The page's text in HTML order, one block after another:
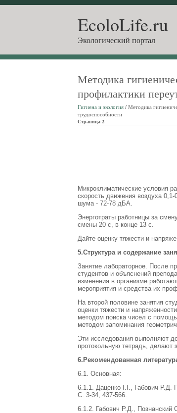
EcoloLife.ru
Экологический портал
Методика
профилактики
Гигиена и экология / Методика
трудоспособности
Страница 2
Микроклиматические условия
скорость движения воздуха
шума - 72-78 дБА.
Энерготраты работницы за
смены 20 с, в конце 13 с.
Дайте оценку тяжести и
5.Структура и содержание
Занятие лабораторное. После
студентов и объяснений
изменения в организме
мероприятия и средства их
На второй половине занятия
оценки тяжести и
методом поиска чисел с
методом запоминания
Эти исследования выполняют
протокольную тетрадь,
6.Рекомендованная
6.1. Основная:
6.1.1. Даценко І.І., Габович Р.Д.
С. 3-34, 437-566.
6.1.2. Габович Р.Д.,